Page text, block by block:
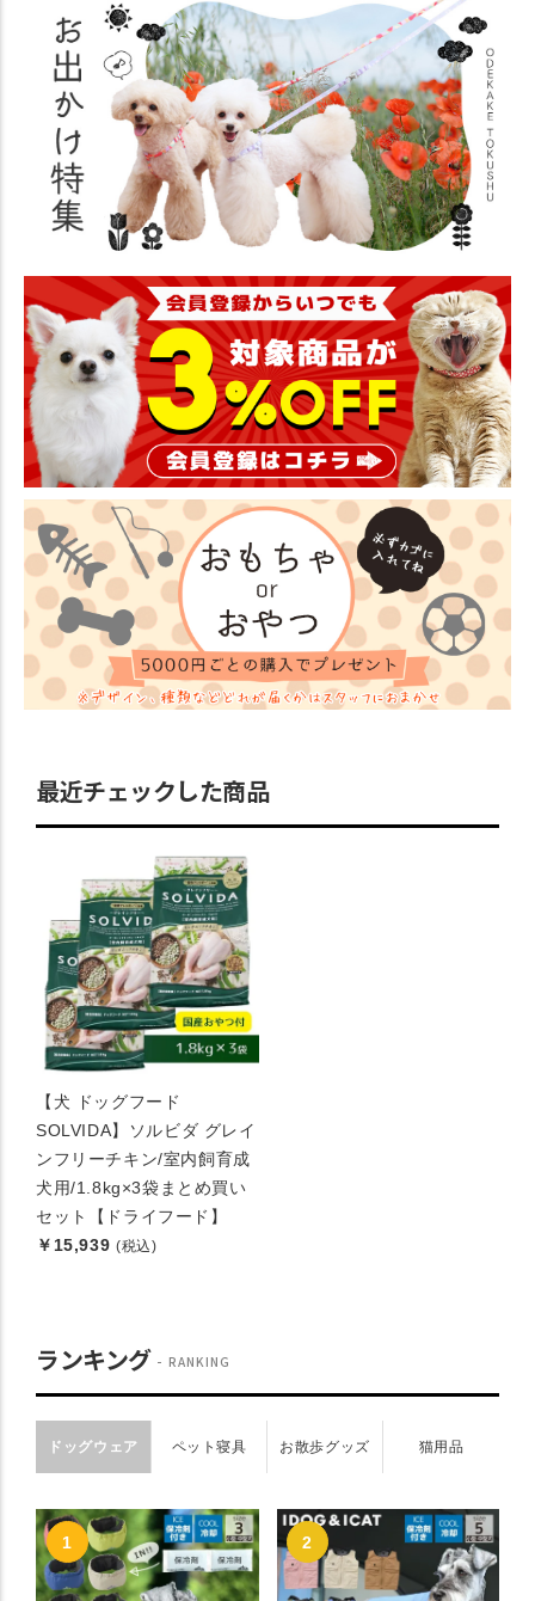
最近チェックした商品
【犬 ドッグフード
SOLVIDA】ソルビダ グレイ
ンフリーチキン/室内飼育成
犬用/1.8kg×3袋まとめ買い
セット【ドライフード】
￥15,939 (税込)
ランキング RANKING
ドッグウェア ペット寝具 お散歩グッズ 猫用品